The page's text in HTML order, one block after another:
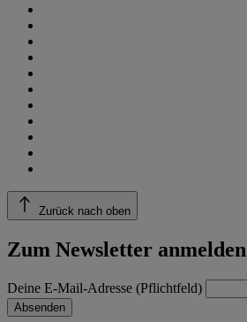
Zurück nach oben
Zum Newsletter anmelden
Deine E-Mail-Adresse (Pflichtfeld)
Absenden